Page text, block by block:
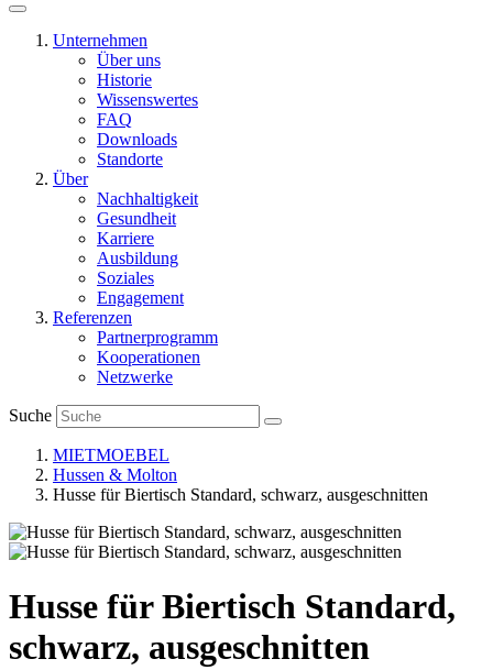
Unternehmen
Über uns
Historie
Wissenswertes
FAQ
Downloads
Standorte
Über
Nachhaltigkeit
Gesundheit
Karriere
Ausbildung
Soziales
Engagement
Referenzen
Partnerprogramm
Kooperationen
Netzwerke
Suche
MIETMOEBEL
Hussen & Molton
Husse für Biertisch Standard, schwarz, ausgeschnitten
Husse für Biertisch Standard,
schwarz, ausgeschnitten